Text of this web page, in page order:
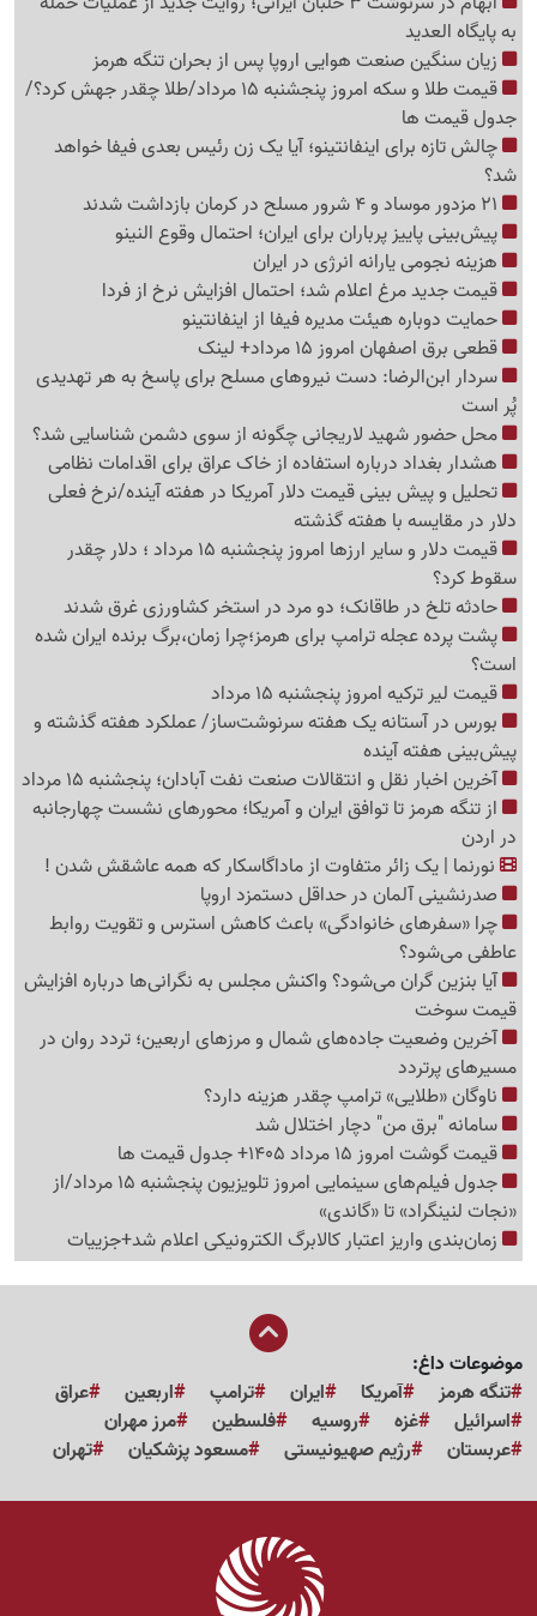
به پایگاه العدید
زیان سنگین صنعت هوایی اروپا پس از بحران تنگه هرمز
قیمت طلا و سکه امروز پنجشنبه 15 مرداد/طلا چقدر جهش کرد؟/
جدول قیمت ها
چالش تازه برای اینفانتینو؛ آیا یک زن رئیس بعدی فیفا خواهد
شد؟
پیش‌بینی پاییز پرباران برای ایران؛ احتمال وقوع النینو
هزینه نجومی یارانه انرژی در ایران
قیمت جدید مرغ اعلام شد؛ احتمال افزایش نرخ از فردا
حمایت دوباره هیئت مدیره فیفا از اینفانتینو
قطعی برق اصفهان امروز 15 مرداد+ لینک
سردار ابن‌الرضا: دست نیروهای مسلح برای پاسخ به هر تهدیدی
پُر است
محل حضور شهید لاریجانی چگونه از سوی دشمن شناسایی شد؟
هشدار بغداد درباره استفاده از خاک عراق برای اقدامات نظامی
تحلیل و پیش بینی قیمت دلار آمریکا در هفته آینده/نرخ فعلی
دلار در مقایسه با هفته گذشته
قیمت دلار و سایر ارزها امروز پنجشنبه 15 مرداد ؛ دلار چقدر
سقوط کرد؟
حادثه تلخ در طاقانک؛ دو مرد در استخر کشاورزی غرق شدند
پشت پرده عجله ترامپ برای هرمز؛چرا زمان،برگ برنده ایران شده
است؟
قیمت لیر ترکیه امروز پنجشنبه 15 مرداد
بورس در آستانه یک هفته سرنوشت‌ساز/ عملکرد هفته گذشته و
پیش‌بینی هفته آینده
آخرین اخبار نقل‌ و انتقالات صنعت نفت آبادان؛ پنجشنبه 15 مرداد
از تنگه هرمز تا توافق ایران و آمریکا؛ محورهای نشست چهارجانبه
در اردن
نورنما | یک زائر متفاوت از ماداگاسکار که همه عاشقش شدن !
صدرنشینی آلمان در حداقل دستمزد اروپا
چرا «سفرهای خانوادگی» باعث کاهش استرس و تقویت روابط
عاطفی می‌شود؟
آیا بنزین گران می‌شود؟ واکنش مجلس به نگرانی‌ها درباره افزایش
قیمت سوخت
آخرین وضعیت جاده‌های شمال و مرزهای اربعین؛ تردد روان در
مسیرهای پرتردد
ناوگان «طلایی» ترامپ چقدر هزینه دارد؟
سامانه "برق من" دچار اختلال شد
قیمت گوشت امروز 15 مرداد 1405+ جدول قیمت ها
جدول فیلم‌های سینمایی امروز تلویزیون پنجشنبه 15 مرداد/از
«نجات لنینگراد» تا «گاندی»
زمان‌بندی واریز اعتبار کالابرگ الکترونیکی اعلام شد+جزییات
موضوعات داغ:
تنگه هرمز
آمریکا ایران ترامپ اربعین
عراق
اسرائیل
غزه روسیه فلسطین
مرز مهران
عربستان
رژیم صهیونیستی مسعود پزشکیان تهران